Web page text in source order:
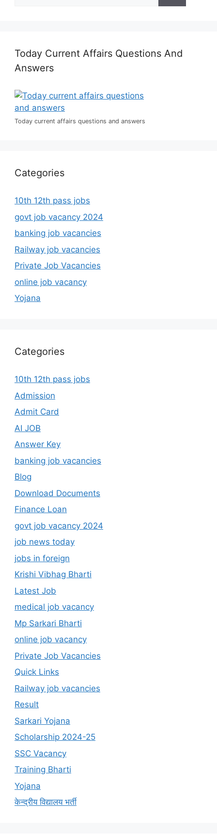
Today Current Affairs Questions And
Answers
Today current affairs questions and answers
Categories
10th 12th pass jobs
govt job vacancy 2024
banking job vacancies
Railway job vacancies
Private Job Vacancies
online job vacancy
Yojana
Categories
10th 12th pass jobs
Admission
Admit Card
AI JOB
Answer Key
banking job vacancies
Blog
Download Documents
Finance Loan
govt job vacancy 2024
job news today
jobs in foreign
Krishi Vibhag Bharti
Latest Job
medical job vacancy
Mp Sarkari Bharti
online job vacancy
Private Job Vacancies
Quick Links
Railway job vacancies
Result
Sarkari Yojana
Scholarship 2024-25
SSC Vacancy
Training Bharti
Yojana
केन्द्रीय विद्यालय भर्ती